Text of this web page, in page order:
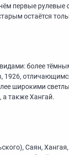
первые
остаётся
более
1926,
широкими
также Хангай.
Саян,